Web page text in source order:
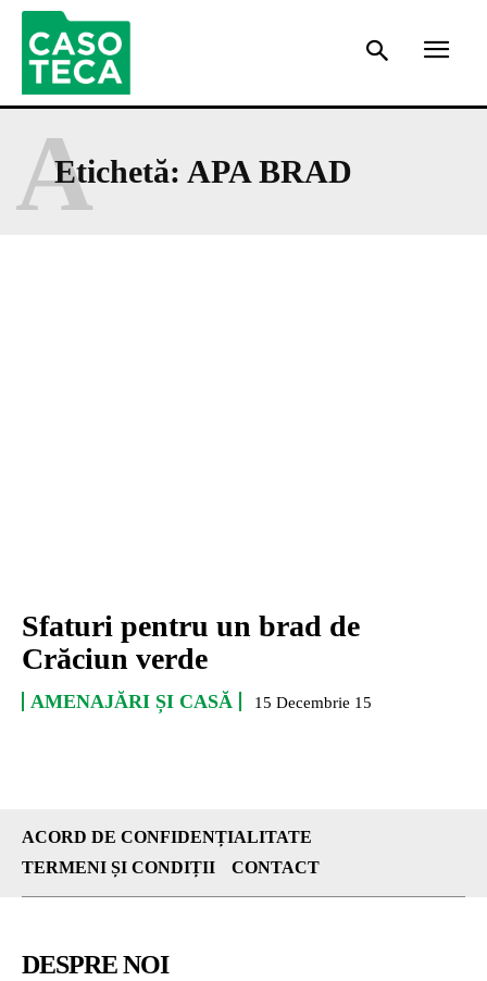
Etichetă: APA BRAD
A
Sfaturi pentru un brad de
Crăciun verde
AMENAJĂRI ȘI CASĂ 15 Decembrie 15
ACORD DE CONFIDENȚIALITATE
TERMENI ȘI CONDIȚII
CONTACT
DESPRE NOI